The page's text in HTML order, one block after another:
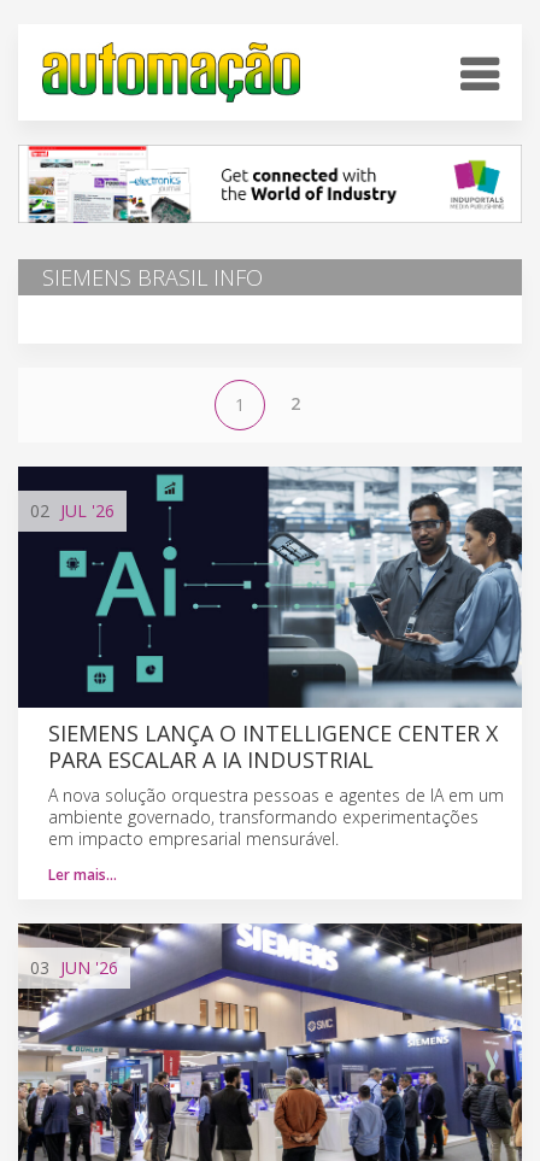
SIEMENS BRASIL INFO
1 2
02 JUL '26
SIEMENS LANÇA O INTELLIGENCE CENTER X
PARA ESCALAR A IA INDUSTRIAL
A nova solução orquestra pessoas e agentes de IA em um
ambiente governado, transformando experimentações
em impacto empresarial mensurável.
Ler mais…
03 JUN '26